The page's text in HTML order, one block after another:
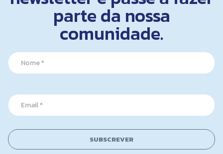
parte da nossa
comunidade.
N
a
m
N
a
e
E
m
a
l
*
SUBSCREVER